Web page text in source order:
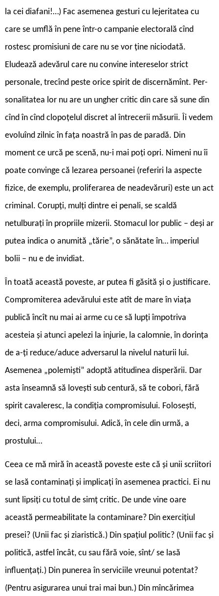
la cei diafani!…) Fac asemenea gesturi cu lejeritatea cu
care se umflă în pene într-o campanie electorală cînd
rostesc promisiuni de care nu se vor ține niciodată.
Eludează adevărul care nu convine intereselor strict
personale, tre­cînd peste orice spirit de discernămînt. Per­
so­nalitatea lor nu are un ungher critic din care să sune din
cînd în cînd clopoțelul discret al întrecerii măsurii. Îi vedem
evoluînd zilnic în fața noastră în pas de paradă. Din
moment ce urcă pe scenă, nu-i mai poți opri. Nimeni nu îi
poate convinge că lezarea persoanei (referiri la aspecte
fizice, de exemplu, proliferarea de neadevăruri) este un act
criminal. Corupți, mulți dintre ei penali, se scaldă
netulburați în propriile mizerii. Stomacul lor public – deși ar
putea indica o anumită „tărie”, o sănătate în… imperiul
bolii – nu e de invidiat.
În toată această poveste, ar putea fi găsită și o justificare.
Com­pro­miterea adevărului este atît de mare în viața
publică încît nu mai ai arme cu ce să lupți împotriva
acesteia și atunci apelezi la injurie, la calomnie, în dorința
de a-ți reduce/aduce adversarul la nivelul naturii lui.
Asemenea „polemiști” adoptă atitudinea disperării. Dar
asta înseamnă să lovești sub centură, să te cobori, fără
spirit cavaleresc, la condiția compromisului. Folosești,
deci, arma compromisului. Adică, în cele din urmă, a
prostului…
Ceea ce mă miră în această poveste este că și unii scriitori
se lasă contaminați și implicați în asemenea practici. Ei nu
sunt lipsiți cu totul de simț critic. De unde vine oare
această permeabilitate la contaminare? Din exercițiul
presei? (Unii fac și ziaristică.) Din spațiul politic? (Unii fac și
politică, astfel încât, cu sau fără voie, sînt/ se lasă
influențați.) Din pune­rea în serviciile vreunui potentat?
(Pentru asigurarea unui trai mai bun.) Din mîn­că­rimea